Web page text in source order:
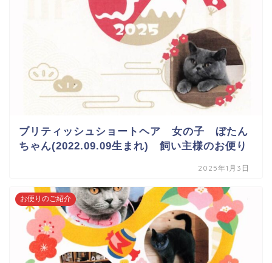
ブリティッシュショートヘア 女の子 ぼたん
ちゃん(2022.09.09生まれ) 飼い主様のお便り
2025年1月3日
お便りのご紹介